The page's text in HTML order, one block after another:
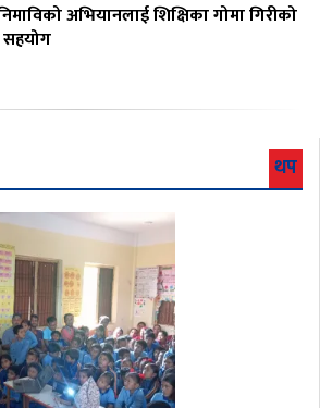
अभियानलाई शिक्षिका गोमा गिरीको
सहयोग
थप